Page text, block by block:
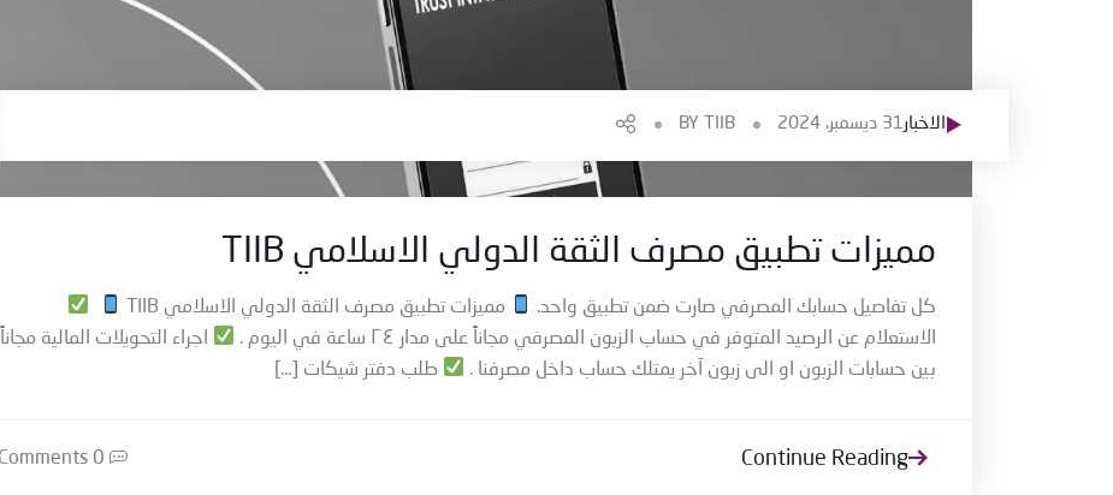
الاخبار31 ديسمبر، 2024 BY TIIB
مميزات تطبيق مصرف الثقة الدولي الاسلامي TIIB
كل تفاصيل حسابك المصرفي صارت ضمن تطبيق واحد.
مميزات تطبيق مصرف الثقة الدولي الاسلامي TIIB
الاستعلام عن الرصيد المتوفر في حساب الزبون المصرفي مجاناً على مدار ٢٤ ساعة في اليوم .
اجراء التحويلات المالية مجاناً
بين حسابات الزبون او الى زبون آخر يمتلك حساب داخل مصرفنا .
طلب دفتر شيكات […]
Continue Reading
0 Comments